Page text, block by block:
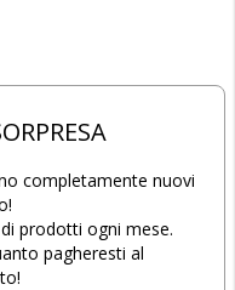
completamente nuovi
prodotti ogni mese.
pagheresti al